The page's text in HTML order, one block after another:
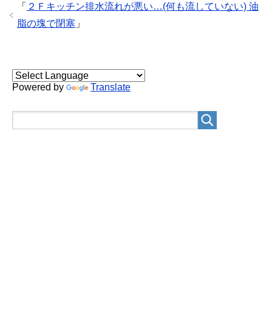
「 ２Ｆキッチン排水流れが悪い…(何も流していない) 油
脂の塊で閉塞 」
Powered by Translate